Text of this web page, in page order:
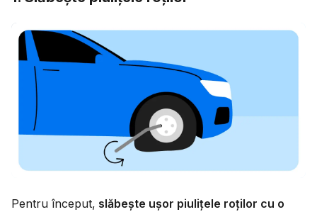
Pentru început, slăbește ușor piulițele roților cu o